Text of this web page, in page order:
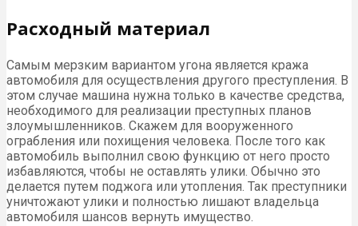
Расходный материал
Самым мерзким вариантом угона является кража
автомобиля для осуществления другого преступления. В
этом случае машина нужна только в качестве средства,
необходимого для реализации преступных планов
злоумышленников. Скажем для вооруженного
ограбления или похищения человека. После того как
автомобиль выполнил свою функцию от него просто
избавляются, чтобы не оставлять улики. Обычно это
делается путем поджога или утопления. Так преступники
уничтожают улики и полностью лишают владельца
автомобиля шансов вернуть имущество.